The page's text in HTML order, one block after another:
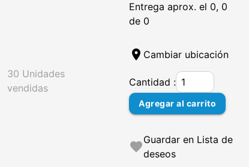
30 Unidades
vendidas
Entrega aprox. el 0, 0
de 0
location_on Cambiar ubicación
Cantidad :
Agregar al carrito
favoriteGuardar en Lista de
deseos